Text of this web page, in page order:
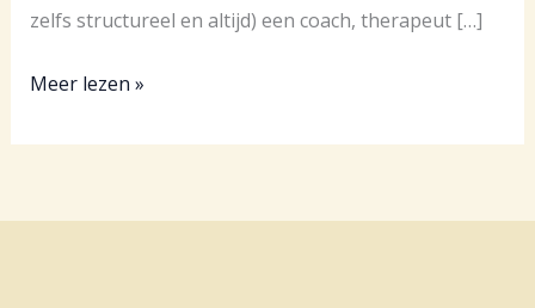
zelfs structureel en altijd) een coach, therapeut […]
Hulp
terwijl
je
Meer lezen »